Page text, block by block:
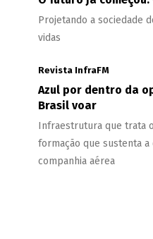
Projetando a sociedade
vidas
Revista InfraFM
Azul por dentro da
Brasil voar
Infraestrutura que trata
formação que sustenta
companhia aérea